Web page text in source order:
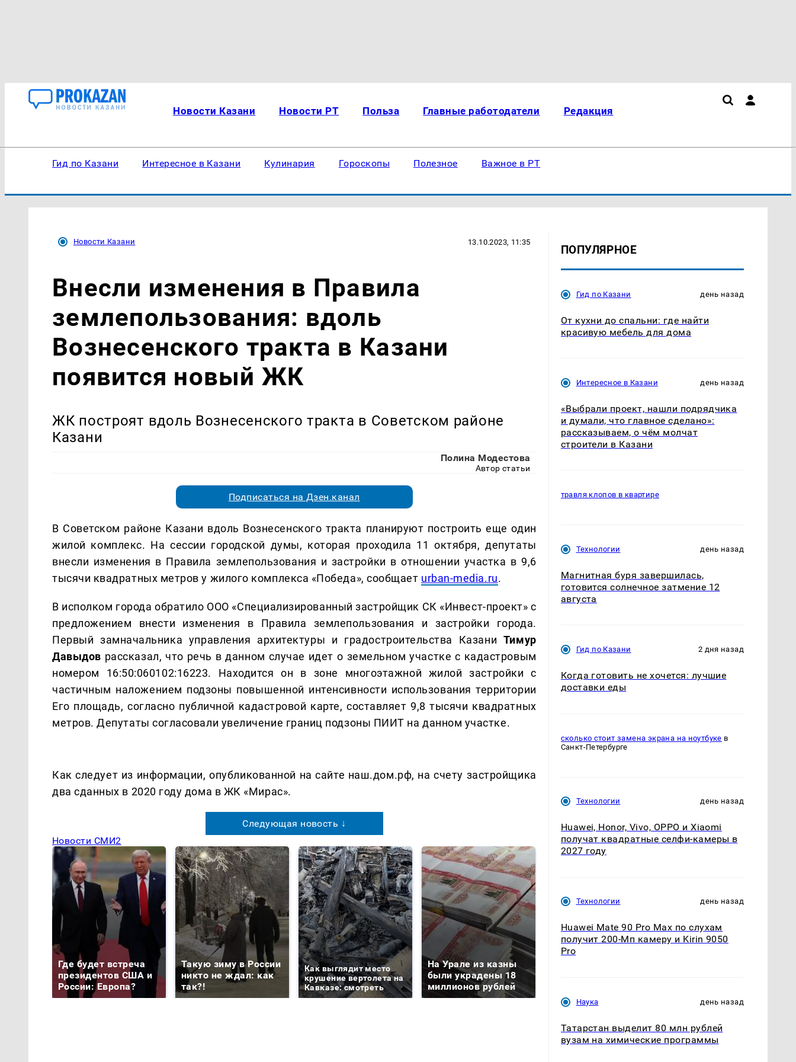
Новости Казани Новости РТ Польза Главные работодатели Редакция
Гид по Казани Интересное в Казани Кулинария Гороскопы Полезное Важное в РТ
Новости Казани 13.10.2023, 11:35
Внесли изменения в Правила
землепользования: вдоль
Вознесенского тракта в Казани
появится новый ЖК
ЖК построят вдоль Вознесенского тракта в Советском районе
Казани
Полина Модестова
Автор статьи
Подписаться на Дзен.канал
В Советском районе Казани вдоль Вознесенского тракта планируют построить еще один
жилой комплекс. На сессии городской думы, которая проходила 11 октября, депутаты
внесли изменения в Правила землепользования и застройки в отношении участка в 9,6
тысячи квадратных метров у жилого комплекса «Победа», сообщает urban-media.ru.
В исполком города обратило ООО «Специализированный застройщик СК «Инвест-проект» с
предложением внести изменения в Правила землепользования и застройки города.
Первый замначальника управления архитектуры и градостроительства Казани Тимур
Давыдов рассказал, что речь в данном случае идет о земельном участке с кадастровым
номером 16:50:060102:16223. Находится он в зоне многоэтажной жилой застройки с
частичным наложением подзоны повышенной интенсивности использования территории
Его площадь, согласно публичной кадастровой карте, составляет 9,8 тысячи квадратных
метров. Депутаты согласовали увеличение границ подзоны ПИИТ на данном участке.
Как следует из информации, опубликованной на сайте наш.дом.рф, на счету застройщика
два сданных в 2020 году дома в ЖК «Мирас».
Следующая новость ↓
Новости СМИ2
Где будет встреча
президентов США и
России: Европа?
Такую зиму в России
никто не ждал: как
так?!
Как выглядит место
крушение вертолета на
Кавказе: смотреть
На Урале из казны
были украдены 18
миллионов рублей
ПОПУЛЯРНОЕ
Гид по Казани день назад
От кухни до спальни: где найти
красивую мебель для дома
Интересное в Казани день назад
«Выбрали проект, нашли подрядчика
и думали, что главное сделано»:
рассказываем, о чём молчат
строители в Казани
травля клопов в квартире
Технологии день назад
Магнитная буря завершилась,
готовится солнечное затмение 12
августа
Гид по Казани 2 дня назад
Когда готовить не хочется: лучшие
доставки еды
сколько стоит замена экрана на ноутбуке в
Санкт-Петербурге
Технологии день назад
Huawei, Honor, Vivo, OPPO и Xiaomi
получат квадратные селфи-камеры в
2027 году
Технологии день назад
Huawei Mate 90 Pro Max по слухам
получит 200-Мп камеру и Kirin 9050
Pro
Наука день назад
Татарстан выделит 80 млн рублей
вузам на химические программы